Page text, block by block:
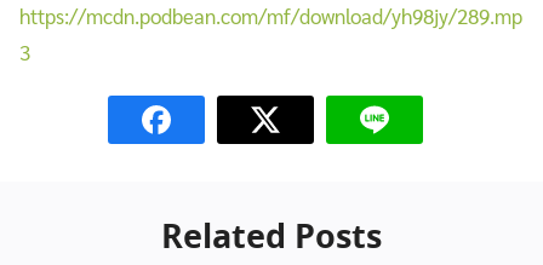
https://mcdn.podbean.com/mf/download/yh98jy/289.mp
3
Related Posts